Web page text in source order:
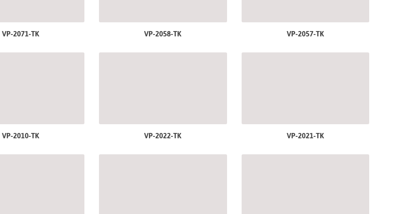
VP-2071-TK VP-2058-TK VP-2057-TK
VP-2010-TK VP-2022-TK VP-2021-TK